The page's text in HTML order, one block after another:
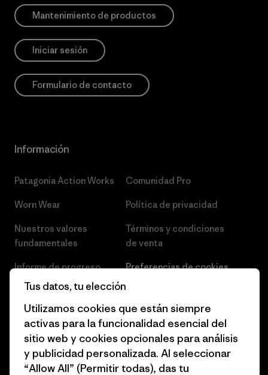
Mantenimiento de productos
Iniciar sesión
Formulario de contacto
Información
Patagonia Action Works
Worn Wear
Nuestros valores
fundamentales
Informe de progreso
Business Unusual
Objetivos climáticos
1% for the Planet
Cómo financiamos
Comunidad Pro
Política de privacidad
Términos y condiciones
de venta
Preferencias de cookies
Empleo
Prensa
Programa para profesionales
del sector
Tus datos, tu elección
Utilizamos cookies que están siempre
activas para la funcionalidad esencial del
sitio web y cookies opcionales para análisis
y publicidad personalizada. Al seleccionar
“Allow All” (Permitir todas), das tu